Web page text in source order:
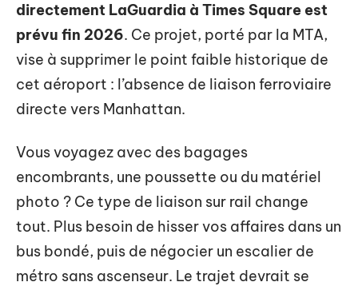
directement LaGuardia à Times Square est
prévu fin 2026. Ce projet, porté par la MTA,
vise à supprimer le point faible historique de
cet aéroport : l’absence de liaison ferroviaire
directe vers Manhattan.
Vous voyagez avec des bagages
encombrants, une poussette ou du matériel
photo ? Ce type de liaison sur rail change
tout. Plus besoin de hisser vos affaires dans un
bus bondé, puis de négocier un escalier de
métro sans ascenseur. Le trajet devrait se